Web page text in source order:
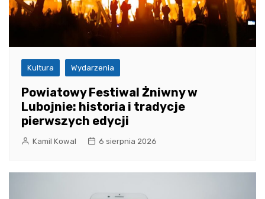
Kultura Wydarzenia
Powiatowy Festiwal Żniwny w
Lubojnie: historia i tradycje
pierwszych edycji
Kamil Kowal 6 sierpnia 2026